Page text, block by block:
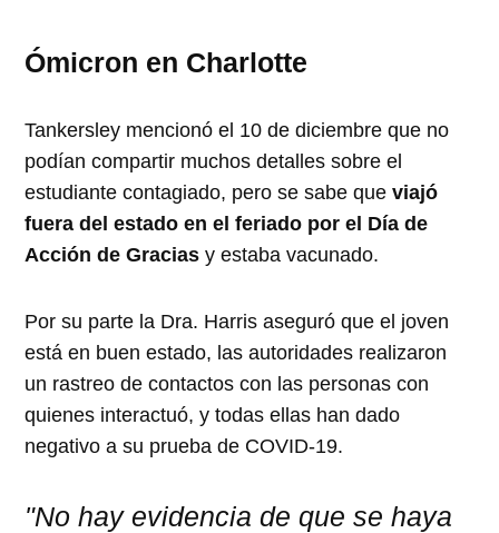
Ómicron en Charlotte
Tankersley mencionó el 10 de diciembre que no
podían compartir muchos detalles sobre el
estudiante contagiado, pero se sabe queviajó
fuera del estado en el feriado por el Día de
Acción de Gracias y estaba vacunado.
Por su parte la Dra. Harris aseguró que el joven
está en buen estado, las autoridades realizaron
un rastreo de contactos con las personas con
quienes interactuó, y todas ellas han dado
negativo a su prueba de COVID-19.
"No hay evidencia de que se haya